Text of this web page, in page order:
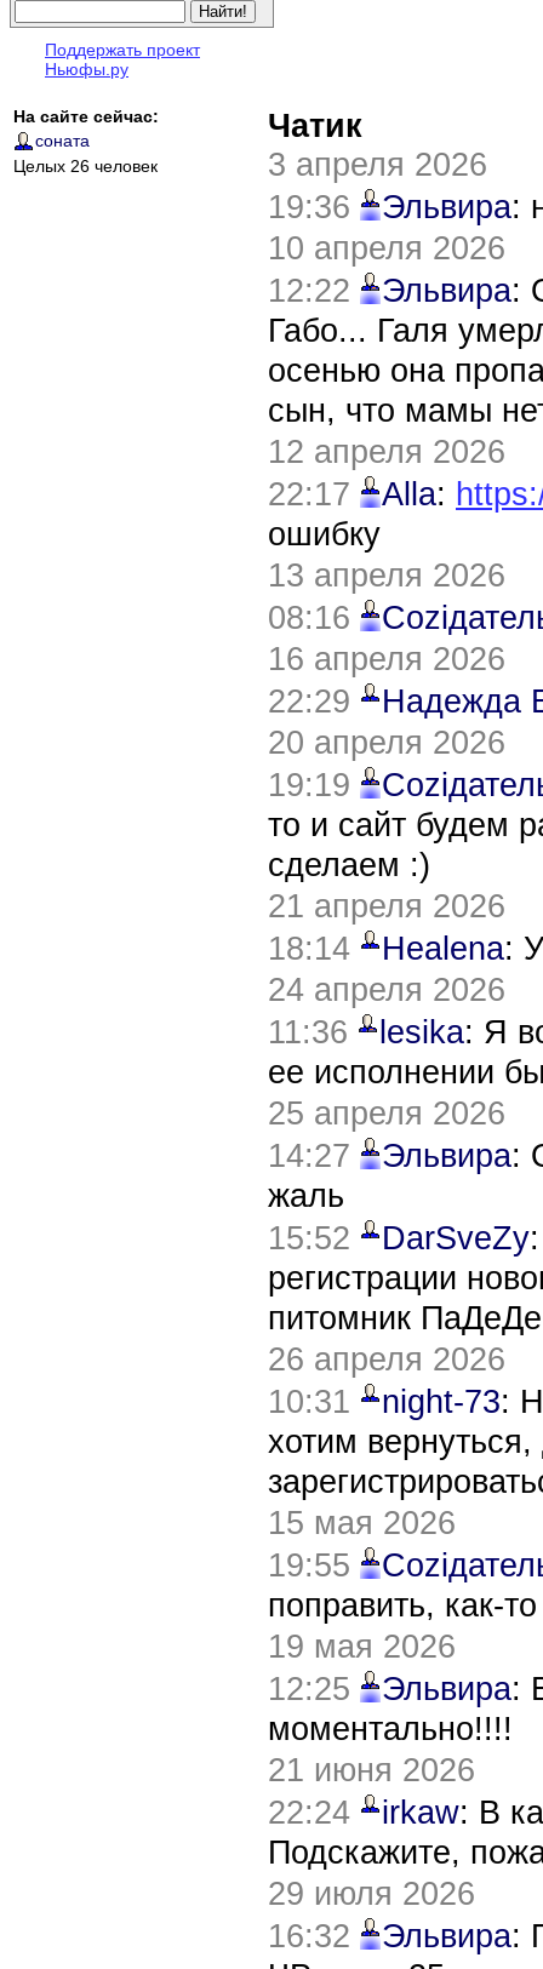
Поддержать проект
Ньюфы.ру
На сайте сейчас:
соната
Целых 26 человек
Чатик
3 апреля 2026
19:36
Эльвира:
10 апреля 2026
12:22
Эльвира:
Габо... Галя
осенью она
сын, что мамы
12 апреля 2026
22:17
Alla:
ошибку
13 апреля 2026
08:16
16 апреля 2026
22:29
Надежда
20 апреля 2026
19:19
то и сайт будем
сделаем :)
21 апреля 2026
18:14
Healena:
24 апреля 2026
11:36
lesika: Я
ее исполнении
25 апреля 2026
14:27
Эльвира:
жаль
15:52
DarSveZy
регистрации
питомник
26 апреля 2026
10:31
night-73:
хотим
15 мая 2026
19:55
поправить, как-
19 мая 2026
12:25
Эльвира:
моментально!!!!
21 июня 2026
22:24
irkaw: В
Подскажите,
29 июля 2026
16:32
Эльвира: